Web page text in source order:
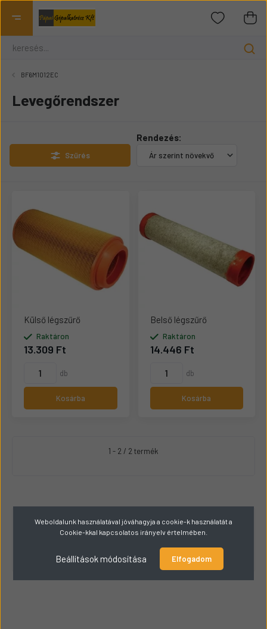
BF6M1012EC
Levegőrendszer
Szűrés
Rendezés:
Külső légszűrő
Raktáron
13.309 Ft
db
Kosárba
Belső légszűrő
Raktáron
14.446 Ft
db
Kosárba
1 - 2 / 2 termék
RAKTÁRKÉSZLET
Csak raktáron lévő termékek listázása
Weboldalunk használatával jóváhagyja a cookie-k használatát a
Cookie-kkal kapcsolatos irányelv értelmében.
Beállítások módosítása Elfogadom